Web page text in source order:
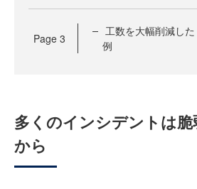
Page 3
工数を大幅削減し
例
多くのインシデントは
から